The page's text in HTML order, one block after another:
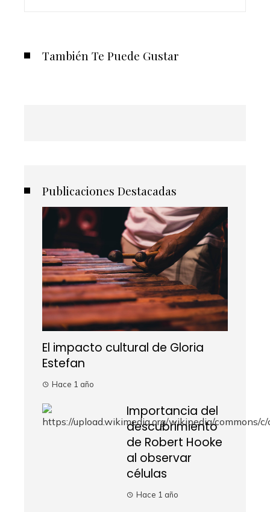
También Te Puede Gustar
Publicaciones Destacadas
El impacto cultural de Gloria
Estefan
Hace 1 año
Importancia del
descubrimiento
de Robert Hooke
al observar
células
Hace 1 año